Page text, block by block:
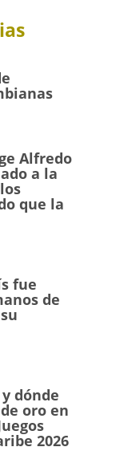
Alfredo
a la
que la
fue
de
dónde
oro en
2026